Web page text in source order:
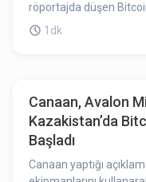
röportajda düşen
1dk
Canaan, Avalon
Kazakistan’da
Başladı
Canaan yaptığı